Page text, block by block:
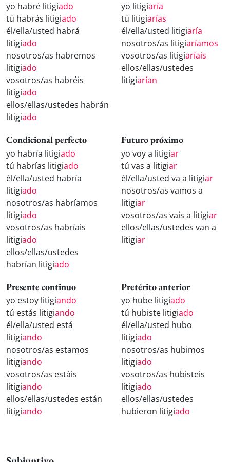
yo habré litigiado
tú habrás litigiado
él/ella/usted habrá
litigiado
nosotros/as habremos
litigiado
vosotros/as habréis
litigiado
ellos/ellas/ustedes habrán
litigiado
yo litigiaría
tú litigiarías
él/ella/usted litigiaría
nosotros/as litigiaríamos
vosotros/as litigiaríais
ellos/ellas/ustedes
litigiarían
Condicional perfecto
yo habría litigiado
tú habrías litigiado
él/ella/usted habría
litigiado
nosotros/as habríamos
litigiado
vosotros/as habríais
litigiado
ellos/ellas/ustedes
habrían litigiado
Futuro próximo
yo voy a litigiar
tú vas a litigiar
él/ella/usted va a litigiar
nosotros/as vamos a
litigiar
vosotros/as vais a litigiar
ellos/ellas/ustedes van a
litigiar
Presente continuo
yo estoy litigiando
tú estás litigiando
él/ella/usted está
litigiando
nosotros/as estamos
litigiando
vosotros/as estáis
litigiando
ellos/ellas/ustedes están
litigiando
Pretérito anterior
yo hube litigiado
tú hubiste litigiado
él/ella/usted hubo
litigiado
nosotros/as hubimos
litigiado
vosotros/as hubisteis
litigiado
ellos/ellas/ustedes
hubieron litigiado